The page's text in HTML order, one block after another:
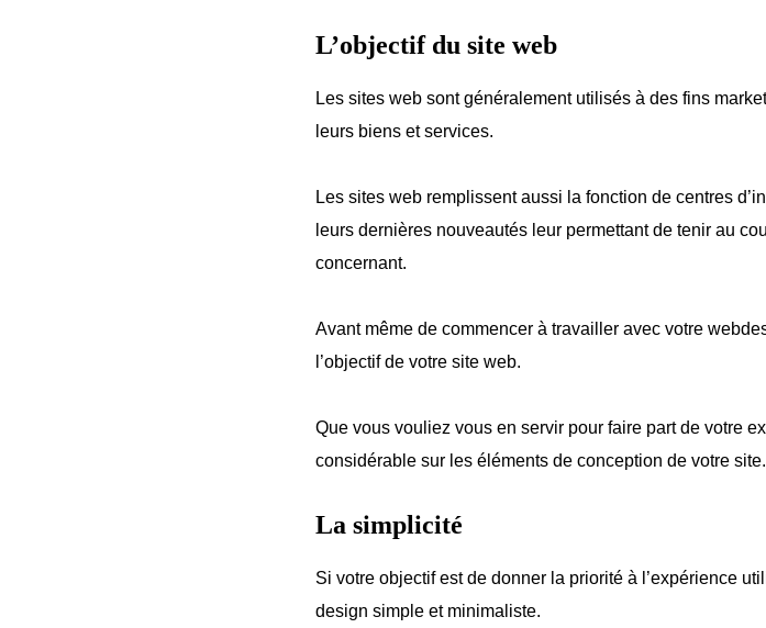
L’objectif du site web
Les sites web sont généralement utilisés à des fins
leurs biens et services.
Les sites web remplissent aussi la fonction de centres
leurs dernières nouveautés leur permettant de tenir au
concernant.
Avant même de commencer à travailler avec votre
l’objectif de votre site web.
Que vous vouliez vous en servir pour faire part de votre
considérable sur les éléments de conception de votre site.
La simplicité
Si votre objectif est de donner la priorité à l’expérience
design simple et minimaliste.